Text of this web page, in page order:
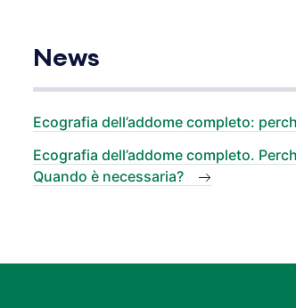
News
Ecografia dell’addome completo:
Ecografia dell’addome completo.
Quando è necessaria?